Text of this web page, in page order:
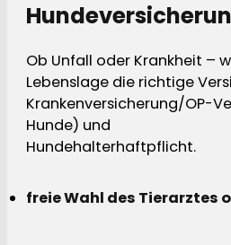
Ob Unfall oder Krankheit –
Lebenslage die richtige
Krankenversicherung/OP-
Hunde) und
Hundehalterhaftpflicht.
freie Wahl des Tierarztes